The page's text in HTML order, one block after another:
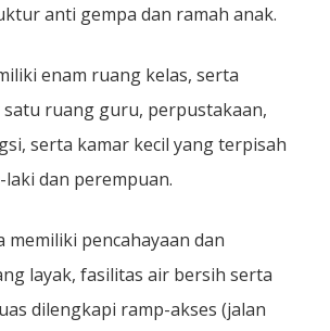
anti gempa dan ramah anak.
enam ruang kelas, serta
ruang guru, perpustakaan,
serta kamar kecil yang terpisah
dan perempuan.
memiliki pencahayaan dan
layak, fasilitas air bersih serta
dilengkapi ramp-akses (jalan